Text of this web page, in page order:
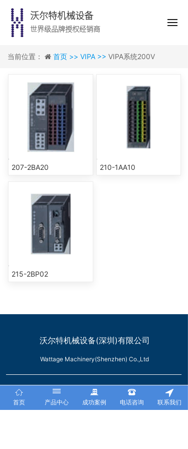
沃尔特机械设备
世界级品牌授权经销商
当前位置： 首页 >> VIPA >> VIPA系统200V
207-2BA20 210-1AA10
215-2BP02
沃尔特机械设备(深圳)有限公司
Wattage Machinery(Shenzhen) Co.,Ltd
深圳地址：深圳市宝安区西乡合正汇一城1A栋西座1222室
首页 产品中心 成功案例 电话咨询 联系我们